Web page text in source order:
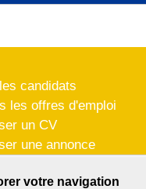
votre navigation
candidats
les offres d'emploi
un CV
une annonce